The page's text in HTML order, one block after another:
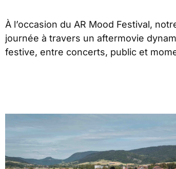
À l’occasion du AR Mood Festival,
journée à travers un aftermovie
festive, entre concerts, public et